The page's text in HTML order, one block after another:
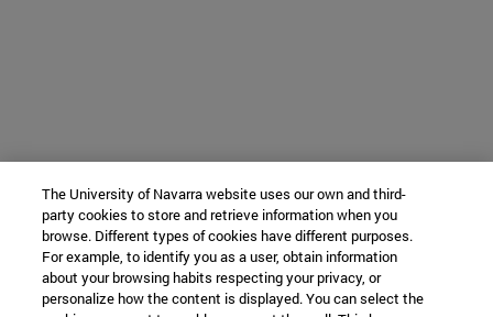
The University of Navarra website uses our own and third-
party cookies to store and retrieve information when you
browse. Different types of cookies have different purposes.
For example, to identify you as a user, obtain information
about your browsing habits respecting your privacy, or
personalize how the content is displayed. You can select the